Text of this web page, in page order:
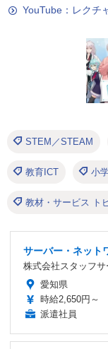
YouTube：レクチ
STEM／STEAM
教育ICT 小
教材・サービス ト
サーバー・ネット
株式会社スタッフ
愛知県
時給2,650円～
派遣社員